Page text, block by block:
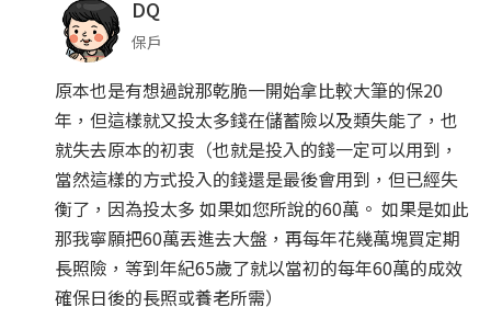
DQ
保戶
原本也是有想過說那乾脆一開始拿比較大筆的保20
年，但這樣就又投太多錢在儲蓄險以及類失能了，也
就失去原本的初衷（也就是投入的錢一定可以用到，
當然這樣的方式投入的錢還是最後會用到，但已經失
衡了，因為投太多 如果如您所說的60萬。 如果是如此
那我寧願把60萬丟進去大盤，再每年花幾萬塊買定期
長照險，等到年紀65歲了就以當初的每年60萬的成效
確保日後的長照或養老所需）